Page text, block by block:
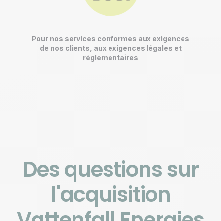
Pour nos services conformes aux exigences
de nos clients, aux exigences légales et
réglementaires
Des questions sur
l'acquisition